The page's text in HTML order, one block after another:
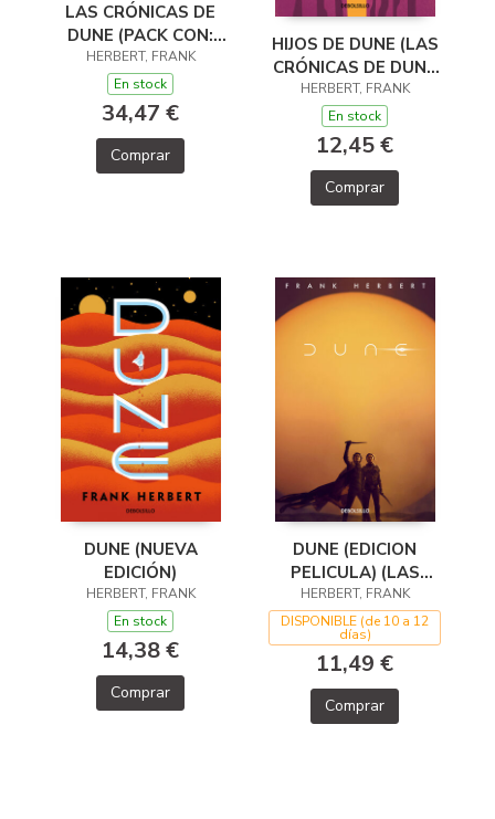
LAS CRÓNICAS DE
DUNE (PACK CON:
DUNE EL MESÍAS DE
DUNE HIJOS
HERBERT, FRANK
En stock
34,47 €
Comprar
HIJOS DE DUNE (LAS
CRÓNICAS DE DUNE
3)
HERBERT, FRANK
En stock
12,45 €
Comprar
DUNE (NUEVA
EDICIÓN)
HERBERT, FRANK
En stock
14,38 €
Comprar
DUNE (EDICION
PELICULA) (LAS
CRONICAS DE DUNE
1)
HERBERT, FRANK
DISPONIBLE (de 10 a 12
días)
11,49 €
Comprar